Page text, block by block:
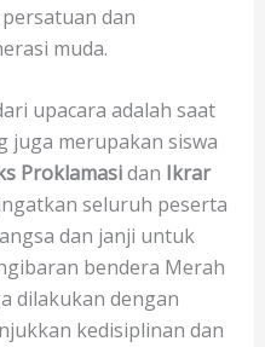
dan
muda.
upacara adalah saat
juga merupakan siswa
Proklamasidan Ikrar
seluruh peserta
dan janji untuk
bendera Merah
dilakukan dengan
kedisiplinan dan